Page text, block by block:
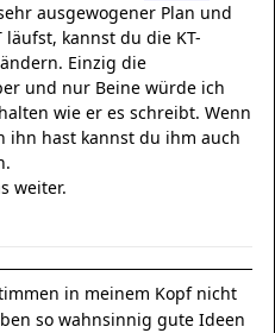
ausgewogener Plan und
kannst du die KT-
Einzig die
und nur Beine würde ich
wie er es schreibt. Wenn
ihn hast kannst du ihm auch
weiter.
in meinem Kopf nicht
so wahnsinnig gute Ideen